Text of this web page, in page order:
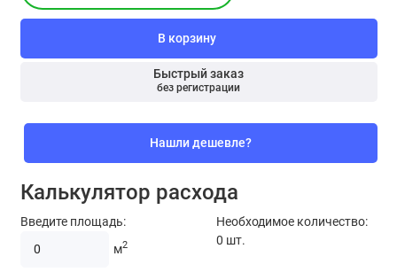
В корзину
Быстрый заказ
без регистрации
Нашли дешевле?
Калькулятор расхода
Введите площадь:
м2
Необходимое количество:
0 шт.